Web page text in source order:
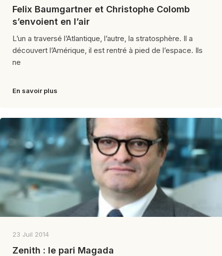
Felix Baumgartner et Christophe Colomb
s’envoient en l’air
L’un a traversé l’Atlantique, l’autre, la stratosphère. Il a
découvert l’Amérique, il est rentré à pied de l’espace. Ils
ne
En savoir plus
23 Juil 2014
Zenith : le pari Magada